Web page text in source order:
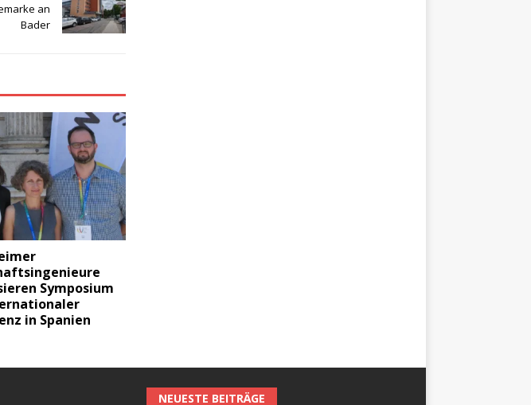
an
Bader
Symposium
in Spanien
NEUESTE BEITRÄGE